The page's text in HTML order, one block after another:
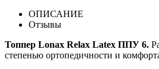
ОПИСАНИЕ
Отзывы
Топпер Lonax Relax Latex ППУ 6.
степенью ортопедичности и